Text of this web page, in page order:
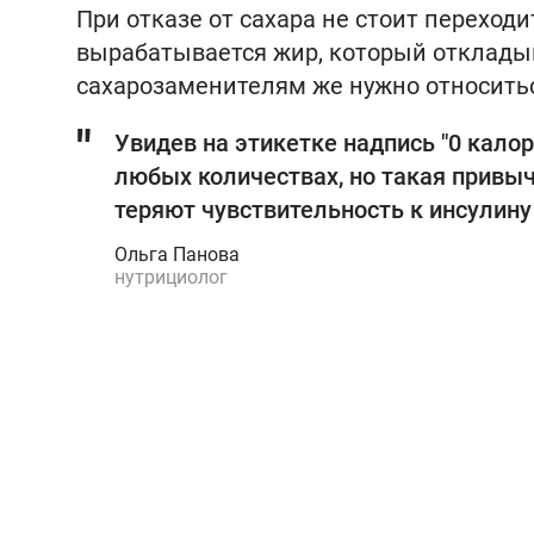
При отказе от сахара не стоит
вырабатывается жир, который
сахарозаменителям же нужно
Увидев на этикетке надпись "0
любых количествах, но такая
теряют чувствительность к
Ольга Панова
нутрициолог